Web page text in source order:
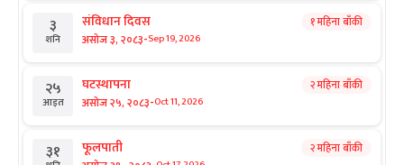
३
शनि
संविधान दिवस
असोज ३, २०८३-Sep 19, 2026
१ महिना बाँकी
२५
आइत
घटस्थापना
असोज २५, २०८३-Oct 11, 2026
२ महिना बाँकी
३१ फूलपाती २ महिना बाँकी